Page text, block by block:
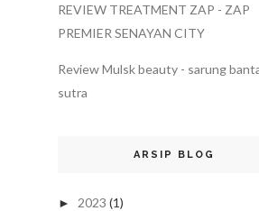
REVIEW TREATMENT ZAP - ZAP
PREMIER SENAYAN CITY
Review Mulsk beauty - sarung
sutra
ARSIP BLOG
► 2023 (1)